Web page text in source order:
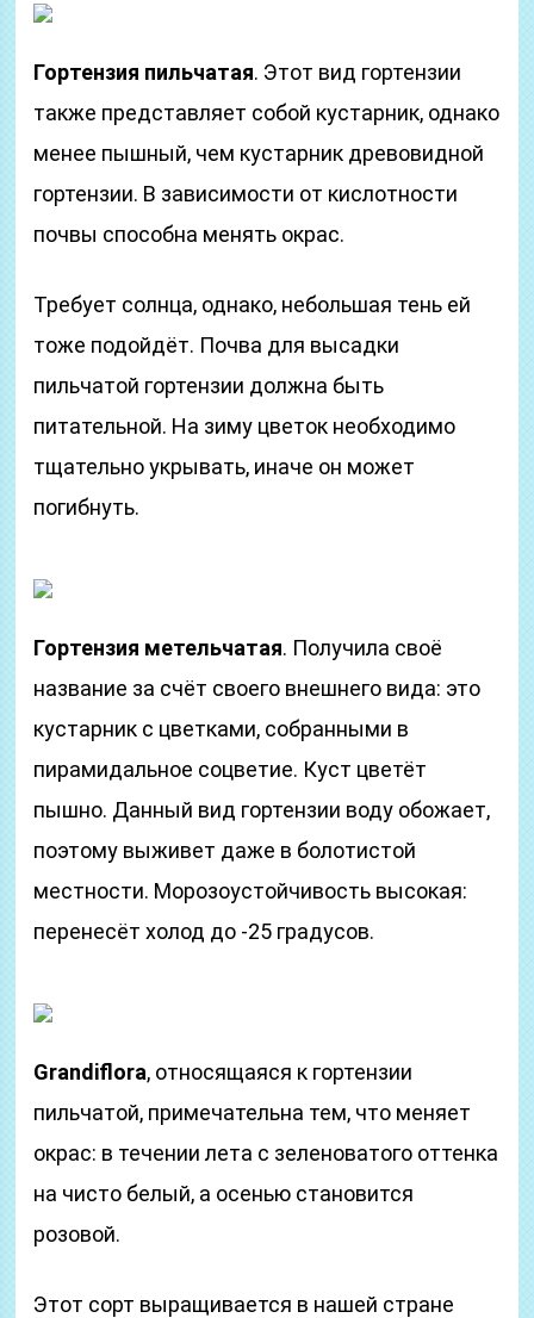
Гортензия пильчатая. Этот вид гортензии
также представляет собой кустарник, однако
менее пышный, чем кустарник древовидной
гортензии. В зависимости от кислотности
почвы способна менять окрас.
Требует солнца, однако, небольшая тень ей
тоже подойдёт. Почва для высадки
пильчатой гортензии должна быть
питательной. На зиму цветок необходимо
тщательно укрывать, иначе он может
погибнуть.
Гортензия метельчатая. Получила своё
название за счёт своего внешнего вида: это
кустарник с цветками, собранными в
пирамидальное соцветие. Куст цветёт
пышно. Данный вид гортензии воду обожает,
поэтому выживет даже в болотистой
местности. Морозоустойчивость высокая:
перенесёт холод до -25 градусов.
Grandiflora, относящаяся к гортензии
пильчатой, примечательна тем, что меняет
окрас: в течении лета с зеленоватого оттенка
на чисто белый, а осенью становится
розовой.
Этот сорт выращивается в нашей стране